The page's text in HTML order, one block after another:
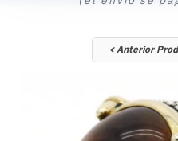
< Anterior